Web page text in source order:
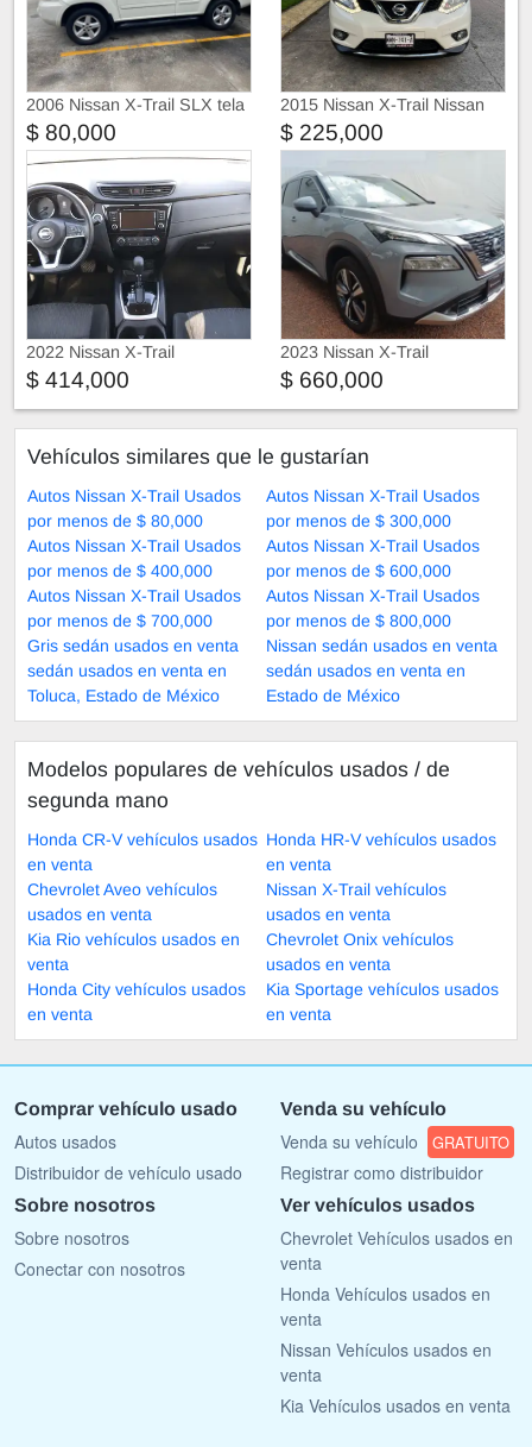
2006 Nissan X-Trail SLX tela
con quemacocos
$ 80,000
2015 Nissan X-Trail Nissan
X-Trail Advances 5pas
$ 225,000
2022 Nissan X-Trail
$ 414,000
2023 Nissan X-Trail
$ 660,000
Vehículos similares que le gustarían
Autos Nissan X-Trail Usados
por menos de $ 80,000
Autos Nissan X-Trail Usados
por menos de $ 300,000
Autos Nissan X-Trail Usados
por menos de $ 400,000
Autos Nissan X-Trail Usados
por menos de $ 600,000
Autos Nissan X-Trail Usados
por menos de $ 700,000
Autos Nissan X-Trail Usados
por menos de $ 800,000
Gris sedán usados en venta
Nissan sedán usados en venta
sedán usados en venta en
Toluca, Estado de México
sedán usados en venta en
Estado de México
Modelos populares de vehículos usados ​​/ de
segunda mano
Honda CR-V vehículos usados
en venta
Honda HR-V vehículos usados
en venta
Chevrolet Aveo vehículos
usados en venta
Nissan X-Trail vehículos
usados en venta
Kia Rio vehículos usados en
venta
Chevrolet Onix vehículos
usados en venta
Honda City vehículos usados
en venta
Kia Sportage vehículos usados
en venta
Comprar vehículo usado
Autos usados
Distribuidor de vehículo usado
Venda su vehículo
Venda su vehículo GRATUITO
Registrar como distribuidor
Sobre nosotros
Sobre nosotros
Conectar con nosotros
Ver vehículos usados
Chevrolet Vehículos usados en
venta
Honda Vehículos usados en
venta
Nissan Vehículos usados en
venta
Kia Vehículos usados en venta